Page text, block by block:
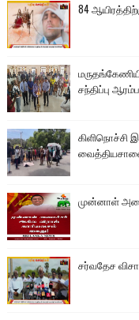
84
சந்திப்பு
கிளிநொச்சி
முன்னாள்
சர்வதேச